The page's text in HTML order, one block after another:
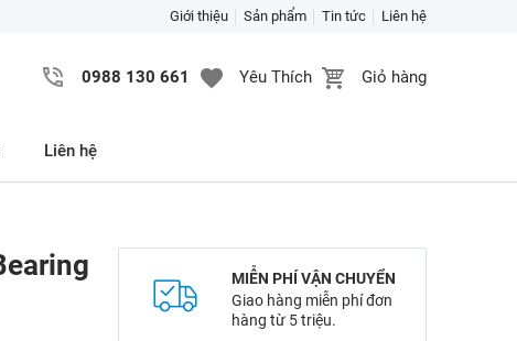
Giới thiệu Sản phẩm Tin tức Liên hệ
0988 130 661 Yêu Thích Giỏ hàng
Liên hệ
MIỄN PHÍ VẬN CHUYỂN
Giao hàng miễn phí đơn
hàng từ 5 triệu.